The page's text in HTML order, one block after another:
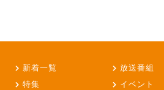
新着一覧 放送番組
特集
イベント